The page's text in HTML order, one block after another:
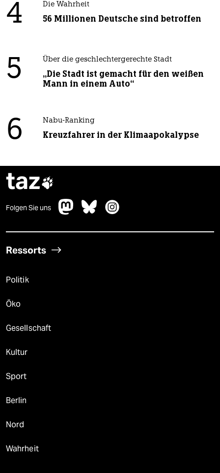
4 Die Wahrheit
56 Millionen Deutsche sind betroffen
5 Über die geschlechtergerechte Stadt
„Die Stadt ist gemacht für den weißen
Mann in einem Auto“
6 Nabu-Ranking
Kreuzfahrer in der Klimaapokalypse
taz
Folgen Sie uns
Ressorts
Politik
Öko
Gesellschaft
Kultur
Sport
Berlin
Nord
Wahrheit